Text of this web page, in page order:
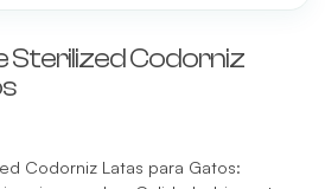
Sterilized Codorniz
Codorniz Latas para Gatos: